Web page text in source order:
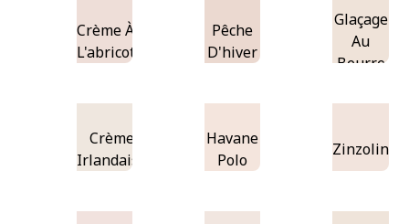
Crème À
L'abricot
Pêche
D'hiver
Glaçage
Au
Beurre
Crème
Irlandaise
Havane
Polo
Zinzolin